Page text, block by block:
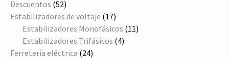
productos
Descuentos 5252
productos
Estabilizadores de voltaje 1717
productos
Estabilizadores Monofásicos 1111
Estabilizadores Trifásicos 44
Ferretería eléctrica 2424